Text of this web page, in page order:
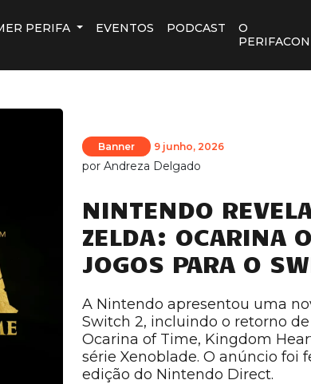
PERIFA EVENTOS PODCAST
O
PERIFACON
Banner 9 junho, 2026
por Andreza Delgado
NINTENDO
ZELDA: OCARINA
JOGOS PARA O
A Nintendo apresentou uma
Switch 2, incluindo o retorno
Ocarina of Time, Kingdom
série Xenoblade. O anúncio foi
edição do Nintendo Direct.